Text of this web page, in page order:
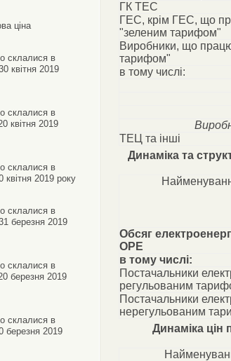
ціна
склалися в
квітня 2019
склалися в
квітня 2019
склалися в
2019 року
склалися в
березня 2019
склалися в
березня 2019
склалися в
березня 2019
ГК ТЕС
ГЕС, крім ГЕС, що
"зеленим тарифом"
Виробники, що
тарифом"
в тому числі:
ТЕЦ та інші
Динаміка та
Обсяг
ОРЕ
в тому числі:
Постачальники
регульованим
Постачальники
нерегульованим
Динаміка цін